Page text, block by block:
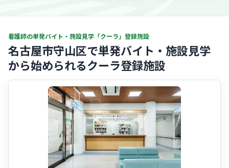
看護師の単発バイト・施設見学「クーラ」登録施設
名古屋市守山区で単発バイト・施設見学
から始められるクーラ登録施設